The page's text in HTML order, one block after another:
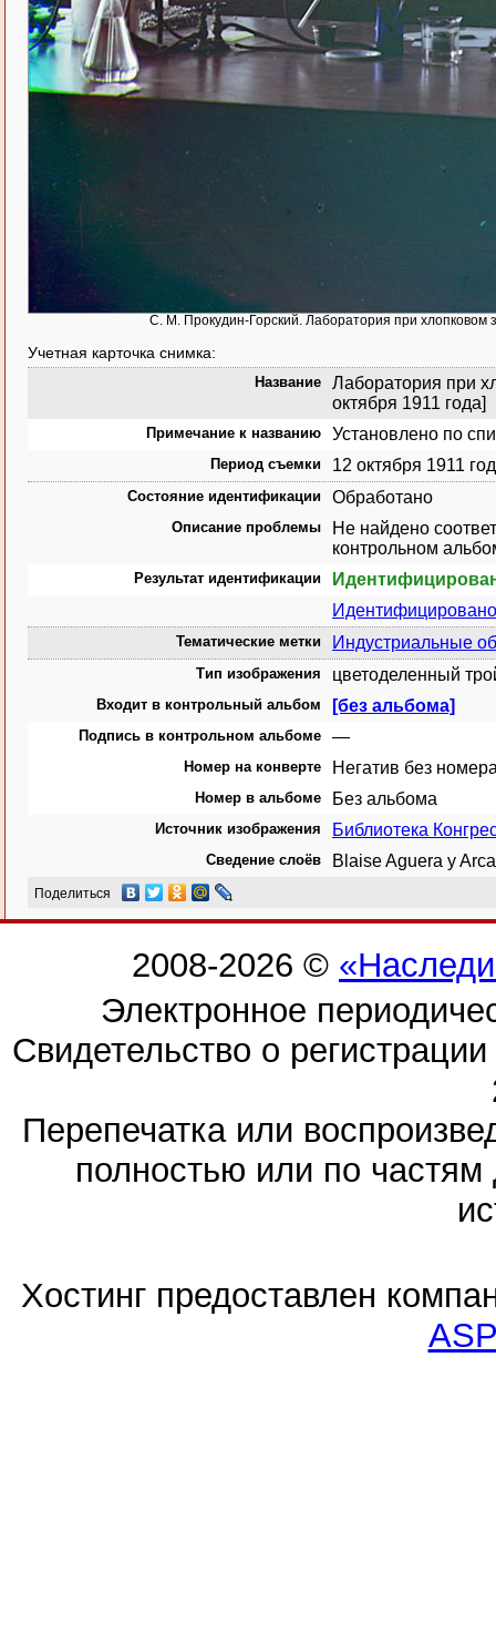
С. М. Прокудин-Горский. Лаборатория при хлопковом
Учетная карточка снимка:
Название
Лаборатория при
октября 1911 года]
Примечание к названию Установлено по
Период съемки 12 октября 1911
Состояние идентификации Обработано
Описание проблемы
Не найдено
контрольном
Результат идентификации
Тематические метки Индустриальные
Тип изображения цветоделенный
Входит в контрольный альбом [без альбома]
Подпись в контрольном альбоме —
Номер на конверте Негатив без
Номер в альбоме Без альбома
Источник изображения Библиотека
Сведение слоёв Blaise Aguera y
Поделиться
2008-2026 ©
Электронное
Свидетельство о
Перепечатка или
полностью или по частям
Хостинг предоставлен